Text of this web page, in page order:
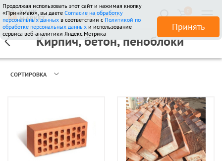
510 отзывов
Продолжая использовать этот сайт и нажимая кнопку
«Принимаю», вы даете Согласие на обработку
персональных данных в соответствии с Политикой по
обработке персональных данных и использование
сервиса веб-аналитики Яндекс.Метрика
Принять
Кирпич, бетон, пеноблоки
СОРТИРОВКА